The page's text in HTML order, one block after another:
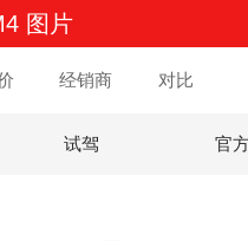
图片
经销商 对比
试驾 官